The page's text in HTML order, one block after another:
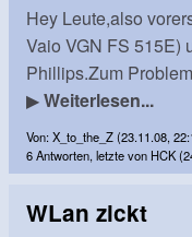
Hey Leute,also
Vaio VGN FS 515E)
Phillips.Zum
▶Weiterlesen...
Von: X_to_the_Z (23.11.08,
6 Antworten, letzte von HCK
WLan zickt